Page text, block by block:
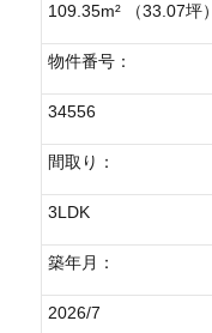
109.35m² （33.07坪）
物件番号：
34556
間取り：
3LDK
築年月：
2026/7